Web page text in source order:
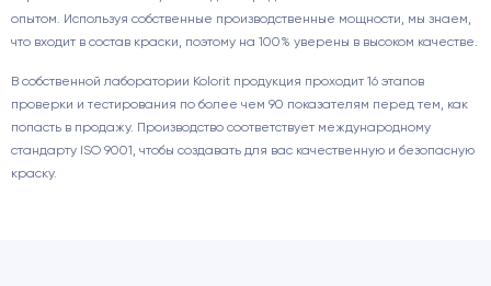
опытом. Используя собственные производственные мощности, мы знаем,
что входит в состав краски, поэтому на 100% уверены в высоком качестве.
В собственной лаборатории Kolorit продукция проходит 16 этапов
проверки и тестирования по более чем 90 показателям перед тем, как
попасть в продажу. Производство соответствует международному
стандарту ISO 9001, чтобы создавать для вас качественную и безопасную
краску.